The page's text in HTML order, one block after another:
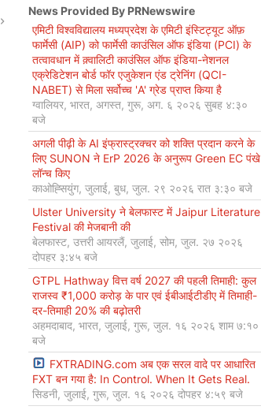
News Provided By PRNewswire
एमिटी विश्वविद्यालय मध्यप्रदेश के एमिटी इंस्टिट्यूट ऑफ़
फार्मेसी (AIP) को फार्मेसी काउंसिल ऑफ इंडिया (PCI) के
तत्वावधान में क़्वालिटी काउंसिल ऑफ इंडिया-नेशनल
एक्रेडिटेशन बोर्ड फॉर एजुकेशन एंड ट्रेनिंग (QCI-
NABET) से मिला सर्वोच्च 'A' ग्रेड प्राप्त किया है
ग्वालियर, भारत, अगस्त, गुरू, अग. ६ २०२६ सुबह ४:३०
बजे
अगली पीढ़ी के AI इंफ्रास्ट्रक्चर को शक्ति प्रदान करने के
लिए SUNON ने ErP 2026 के अनुरूप Green EC पंखे
लॉन्च किए
काओह्सियुंग, जुलाई, बुध, जुल. २९ २०२६ रात ३:३० बजे
Ulster University ने बेलफास्ट में Jaipur Literature
Festival की मेजबानी की
बेलफास्ट, उत्तरी आयरलैं, जुलाई, सोम, जुल. २७ २०२६
दोपहर ३:४५ बजे
GTPL Hathway वित्त वर्ष 2027 की पहली तिमाही: कुल
राजस्व ₹1,000 करोड़ के पार एवं ईबीआईटीडीए में तिमाही-
दर-तिमाही 20% की बढ़ोतरी
अहमदाबाद, भारत, जुलाई, गुरू, जुल. १६ २०२६ शाम ७:१०
बजे
FXTRADING.com अब एक सरल वादे पर आधारित
FXT बन गया है: In Control. When It Gets Real.
सिडनी, जुलाई, गुरू, जुल. १६ २०२६ दोपहर ४:५९ बजे